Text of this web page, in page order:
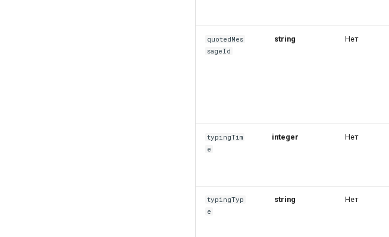
quotedMes
sageId
string Нет
typingTim
e
integer Нет
typingTyp
e
string Нет